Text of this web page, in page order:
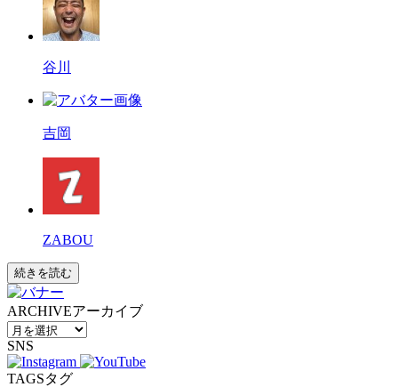
谷川
吉岡
ZABOU
続きを読む
ARCHIVEアーカイブ
SNS
TAGSタグ